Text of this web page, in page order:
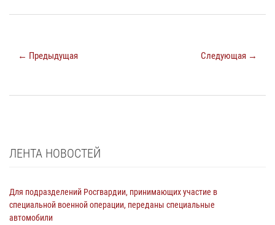
← Предыдущая Следующая →
ЛЕНТА НОВОСТЕЙ
Для подразделений Росгвардии, принимающих участие в
специальной военной операции, переданы специальные
автомобили